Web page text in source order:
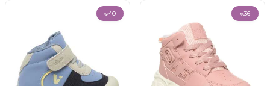
%40 %36